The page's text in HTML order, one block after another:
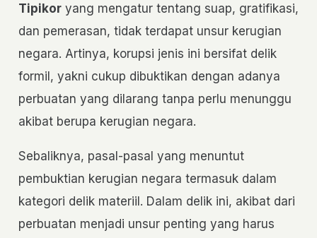
Tipikoryang mengatur tentang suap, gratifikasi,
dan pemerasan, tidak terdapat unsur kerugian
negara. Artinya, korupsi jenis ini bersifat delik
formil, yakni cukup dibuktikan dengan adanya
perbuatan yang dilarang tanpa perlu menunggu
akibat berupa kerugian negara.
Sebaliknya, pasal-pasal yang menuntut
pembuktian kerugian negara termasuk dalam
kategori delik materiil. Dalam delik ini, akibat dari
perbuatan menjadi unsur penting yang harus